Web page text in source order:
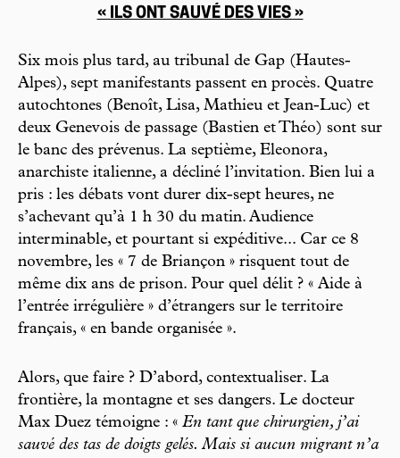
« ILS ONT SAUVÉ DES VIES »
Six mois plus tard, au tribunal de Gap (Hautes-
Alpes), sept manifestants passent en procès. Quatre
autochtones (Benoît, Lisa, Mathieu et Jean-Luc) et
deux Genevois de passage (Bastien et Théo) sont sur
le banc des prévenus. La septième, Eleonora,
anarchiste italienne, a décliné l’invitation. Bien lui a
pris : les débats vont durer dix-sept heures, ne
s’achevant qu’à 1 h 30 du matin. Audience
interminable, et pourtant si expéditive... Car ce 8
novembre, les « 7 de Briançon » risquent tout de
même dix ans de prison. Pour quel délit ? « Aide à
l’entrée irrégulière » d’étrangers sur le territoire
français, « en bande organisée ».
Alors, que faire ? D’abord, contextualiser. La
frontière, la montagne et ses dangers. Le docteur
Max Duez témoigne : « En tant que chirurgien, j’ai
sauvé des tas de doigts gelés. Mais si aucun migrant n’a